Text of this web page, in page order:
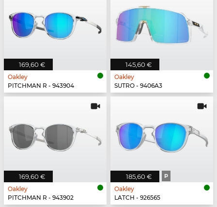
169,60 €
Oakley
PITCHMAN R - 943904
145,60 €
Oakley
SUTRO - 9406A3
169,60 €
Oakley
PITCHMAN R - 943902
185,60 € P
Oakley
LATCH - 926565